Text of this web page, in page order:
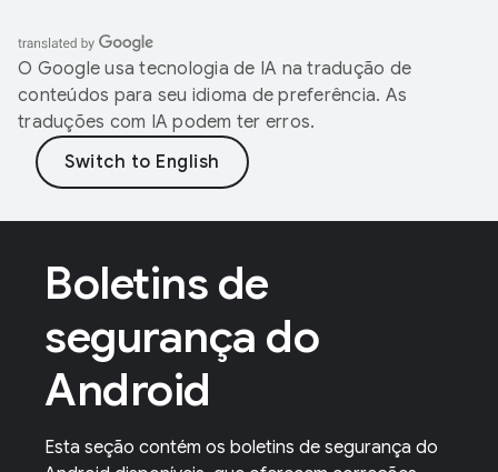
O Google usa tecnologia de IA na tradução de
conteúdos para seu idioma de preferência. As
traduções com IA podem ter erros.
Boletins de
segurança do
Android
Esta seção contém os boletins de segurança do